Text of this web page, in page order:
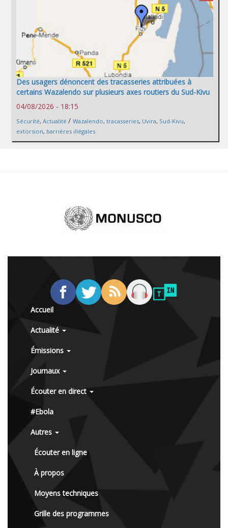
Des usagers dénoncent des tracasseries attribuées à
certains Wazalendo sur plusieurs axes routiers du Sud-Kivu
04/08/2026 - 18:15
Sécurité, Actualité / Wazalendo, tracasseries, Uvira, Sud-Kivu,
extorsion, barrières illégales
Accueil
Actualité
Émissions
Journaux
Écouter en direct
#Ebola
Autres
Écouter en ligne
À propos
Moyens techniques
Grille des programmes